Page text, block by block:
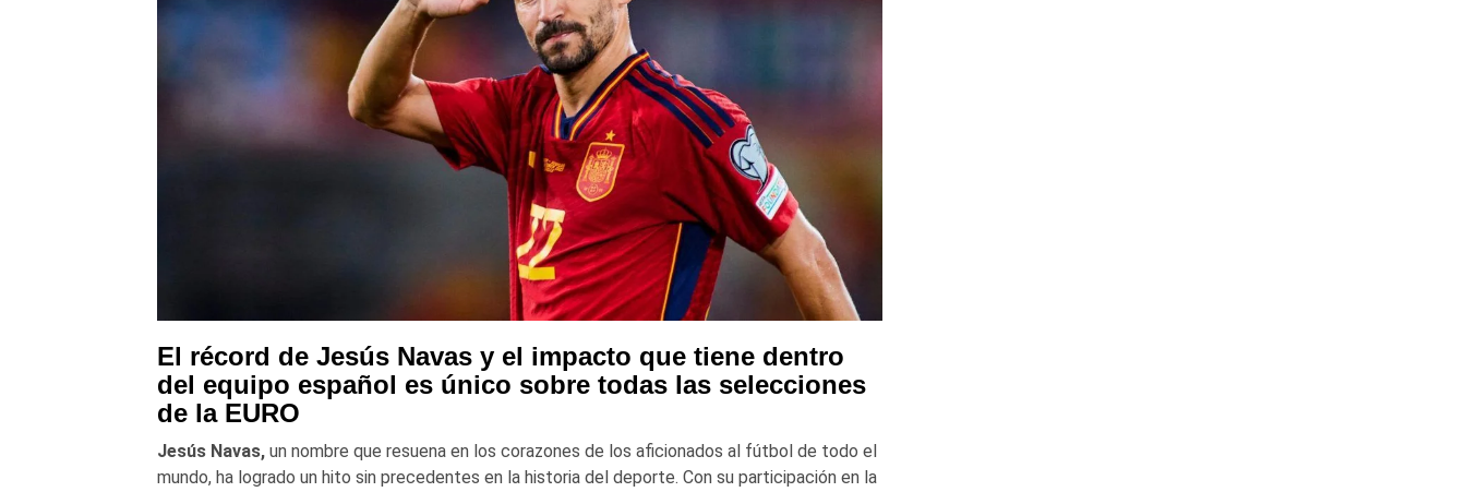
El récord de Jesús Navas y el impacto que tiene dentro
del equipo español es único sobre todas las selecciones
de la EURO
Jesús Navas,un nombre que resuena en los corazones de los aficionados al fútbol de todo el
mundo, ha logrado un hito sin precedentes en la historia del deporte. Con su participación en la